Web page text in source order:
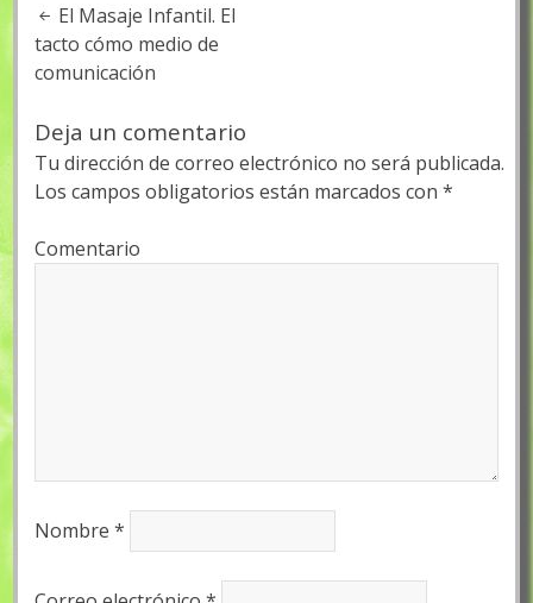
Navegación de entrada
El Masaje Infantil. El
tacto cómo medio de
comunicación
Deja un comentario
Tu dirección de correo electrónico no será publicada.
Los campos obligatorios están marcados con*
Comentario
Nombre*